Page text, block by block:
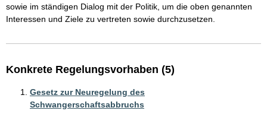
sowie im ständigen Dialog mit der Politik, um die oben genannten
Interessen und Ziele zu vertreten sowie durchzusetzen.
Konkrete Regelungsvorhaben (5)
Gesetz zur Neuregelung des
Schwangerschaftsabbruchs